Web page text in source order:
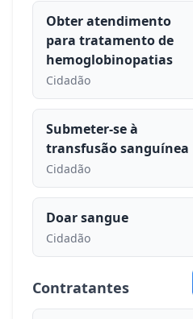
Obter atendimento
para tratamento de
hemoglobinopatias
Cidadão
Submeter-se à
transfusão sanguínea
Cidadão
Doar sangue
Cidadão
Contratantes